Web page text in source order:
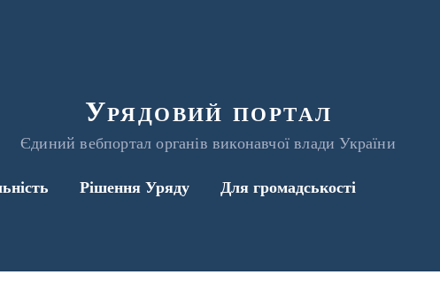
Урядовий портал
Єдиний вебпортал органів виконавчої влади України
Рішення Уряду Для громадськості